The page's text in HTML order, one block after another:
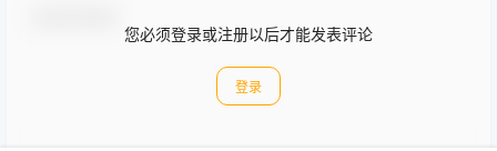
您必须登录或注册以后才能发表评论
登录